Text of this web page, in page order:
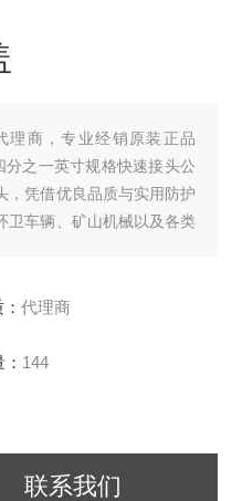
理商，专业经销原装正品
之一英寸规格快速接头公
，凭借优良品质与实用防护
卫车辆、矿山机械以及各类
代理商
144
联系我们